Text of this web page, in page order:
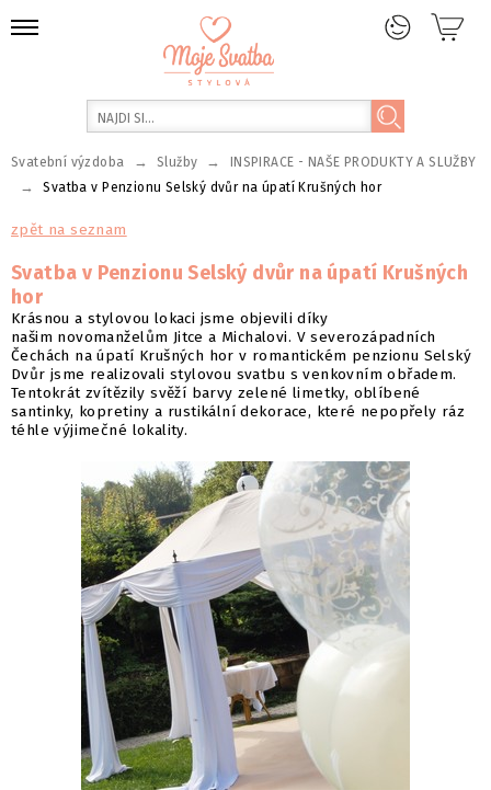
Svatební výzdoba → Služby → INSPIRACE - NAŠE PRODUKTY A SLUŽBY
→ Svatba v Penzionu Selský dvůr na úpatí Krušných hor
zpět na seznam
Svatba v Penzionu Selský dvůr na úpatí Krušných
hor
Krásnou a stylovou lokaci jsme objevili díky
našim novomanželům Jitce a Michalovi. V severozápadních
Čechách na úpatí Krušných hor v romantickém penzionu Selský
Dvůr jsme realizovali stylovou svatbu s venkovním obřadem.
Tentokrát zvítězily svěží barvy zelené limetky, oblíbené
santinky, kopretiny a rustikální dekorace, které nepopřely ráz
téhle výjimečné lokality.